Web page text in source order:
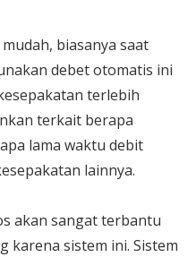
biasanya saat
debet otomatis ini
terlebih
terkait berapa
lama waktu debit
lainnya.
akan sangat terbantu
karena sistem ini. Sistem